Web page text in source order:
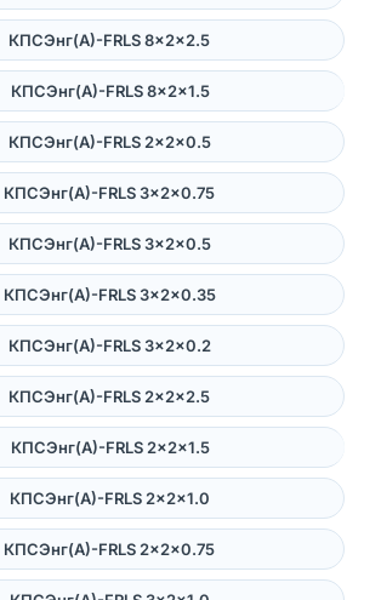
КПСЭнг(А)-FRLS 8×2×2.5
КПСЭнг(А)-FRLS 8×2×1.5
КПСЭнг(А)-FRLS 2×2×0.5
КПСЭнг(А)-FRLS 3×2×0.75
КПСЭнг(А)-FRLS 3×2×0.5
КПСЭнг(А)-FRLS 3×2×0.35
КПСЭнг(А)-FRLS 3×2×0.2
КПСЭнг(А)-FRLS 2×2×2.5
КПСЭнг(А)-FRLS 2×2×1.5
КПСЭнг(А)-FRLS 2×2×1.0
КПСЭнг(А)-FRLS 2×2×0.75